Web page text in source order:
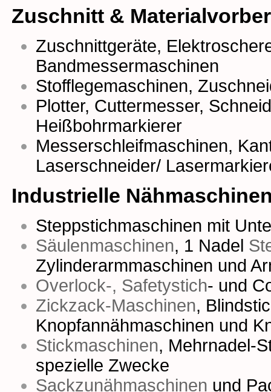
Zuschnitt &
Zuschnittgeräte,
Bandmessermaschinen
Stofflegemaschinen,
Plotter, Cuttermesser,
Heißbohrmarkierer
Messerschleifmaschinen,
Laserschneider/
Industrielle
Steppstichmaschinen mit
Säulenmaschinen, 1 Nadel
Zylinderarmmaschinen und
Overlock-, Safetystich- und
Zickzack-Maschinen,
Knopfannähmaschinen und
Stickmaschinen, Mehrnadel-
spezielle Zwecke
Sackzunähmaschinen und